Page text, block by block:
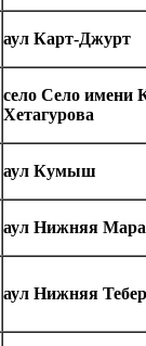
аул Карт-Джурт
село Село имени
Хетагурова
аул Кумыш
аул Нижняя Мара
аул Нижняя